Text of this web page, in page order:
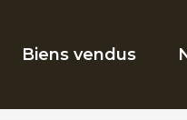
Biens vendus